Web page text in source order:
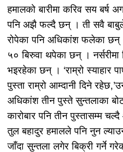
हमालको बारीमा करिव सय बर्ष
पनि अझै फल्दै छन् । ती सवै
रोपेका पनि अधिकांश फलेका
५० बिरुवा थपेका छन् । नर्सरीमा
भइरहेका छन् । ‘राम्रो स्याहार
पुस्ता राम्रो आम्दानी दिने
अधिकांश तीन पुस्ते सुन्तलाका
कारोबार पनि तीन पुस्तासम्म
तुल बहादुर हमालले पनि नुन
जाँदा सुन्तला लगेर बिक्री गर्ने